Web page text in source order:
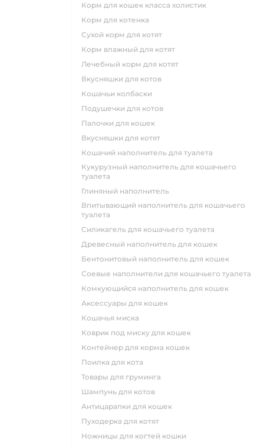
корм для кошек класса холистик
корм для котенка
сухой корм для котят
корм влажный для котят
лечебный корм для котят
вкусняшки для котов
кошачьи колбаски
подушечки для котов
палочки для кошек
вкусняшки для котят
кошачий наполнитель для туалета
кукурузный наполнитель для кошачьего
туалета
глиняный наполнитель
впитывающий наполнитель для кошачьего
туалета
силикагель для кошачьего туалета
древесный наполнитель для кошек
бентонитовый наполнитель для кошек
соевые наполнители для кошачьего туалета
комкующийся наполнитель для кошек
аксессуары для кошек
кошачья миска
коврик под миску для кошек
контейнер для корма кошек
поилка для кота
товары для груминга
шампунь для котов
антицарапки для кошек
пуходерка для котят
ножницы для когтей кошки